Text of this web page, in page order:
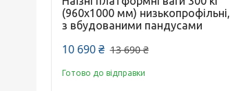
(960х1000 мм) низькопрофільні,
з вбудованими пандусами
10 690 ₴ 13 690 ₴
Готово до відправки